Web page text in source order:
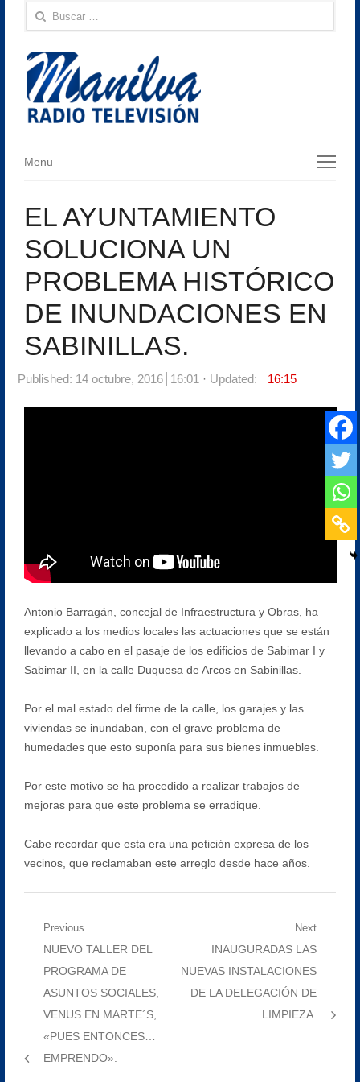
Buscar:
Menu
Menu
EL AYUNTAMIENTO
SOLUCIONA UN
PROBLEMA HISTÓRICO
DE INUNDACIONES EN
SABINILLAS.
Published: 14 octubre, 2016 16:01 Updated: 16:15
Antonio Barragán, concejal de Infraestructura y Obras, ha
explicado a los medios locales las actuaciones que se están
llevando a cabo en el pasaje de los edificios de Sabimar I y
Sabimar II, en la calle Duquesa de Arcos en Sabinillas.
Por el mal estado del firme de la calle, los garajes y las
viviendas se inundaban, con el grave problema de
humedades que esto suponía para sus bienes inmuebles.
Por este motivo se ha procedido a realizar trabajos de
mejoras para que este problema se erradique.
Cabe recordar que esta era una petición expresa de los
vecinos, que reclamaban este arreglo desde hace años.
Navegación
entradas
Previous
Previous
post:
NUEVO TALLER DEL
PROGRAMA DE
ASUNTOS SOCIALES,
VENUS EN MARTE´S,
«PUES ENTONCES…
EMPRENDO».
Next
Next
post:
INAUGURADAS LAS
NUEVAS INSTALACIONES
DE LA DELEGACIÓN DE
LIMPIEZA.